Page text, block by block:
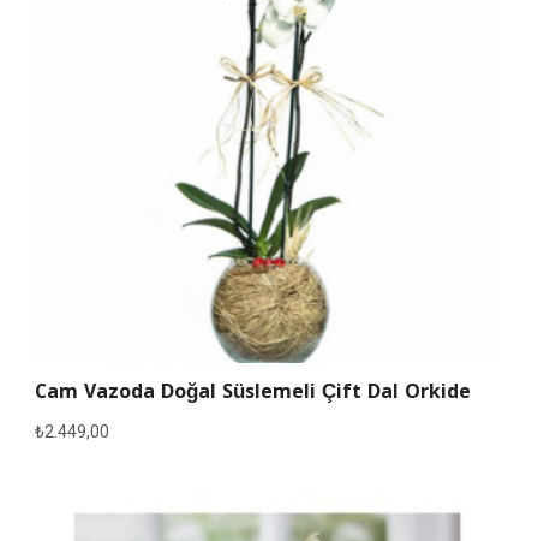
Cam Vazoda Doğal Süslemeli Çift Dal Orkide
₺2.449,00